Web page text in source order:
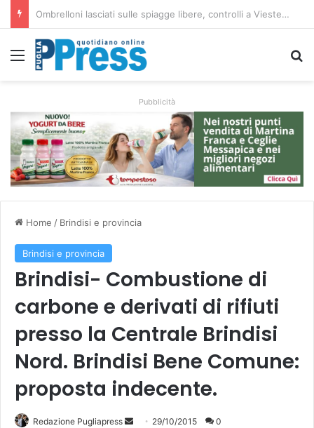
Taranto, operaio ferito nell’area Afo2 dell’ex Ilva: ricoverato in codice rosso
Menu
Pubblicità
Home / Brindisi e provincia
Brindisi e provincia
Brindisi- Combustione di
carbone e derivati di rifiuti
presso la Centrale Brindisi
Nord. Brindisi Bene Comune:
proposta indecente.
Redazione Pugliapress 29/10/2015 0